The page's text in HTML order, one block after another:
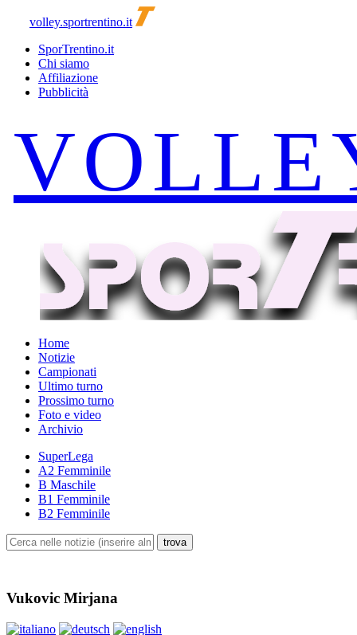
volley.sportrentino.it
SporTrentino.it
Chi siamo
Affiliazione
Pubblicità
Home
Notizie
Campionati
Ultimo turno
Prossimo turno
Foto e video
Archivio
SuperLega
A2 Femminile
B Maschile
B1 Femminile
B2 Femminile
Vukovic Mirjana